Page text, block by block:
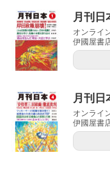
月刊日
オンライ
伊國屋書
月刊日
オンライ
伊國屋書